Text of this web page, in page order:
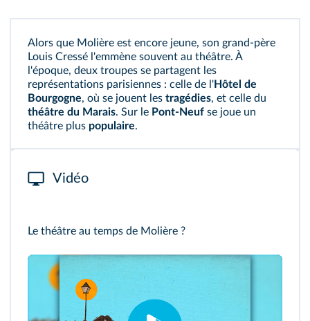
Alors que Molière est encore jeune, son grand-père
Louis Cressé l'emmène souvent au théâtre. À
l'époque, deux troupes se partagent les
représentations parisiennes : celle de l'Hôtel de
Bourgogne, où se jouent les tragédies, et celle du
théâtre du Marais. Sur le Pont-Neuf se joue un
théâtre plus populaire.
Vidéo
Le théâtre au temps de Molière ?